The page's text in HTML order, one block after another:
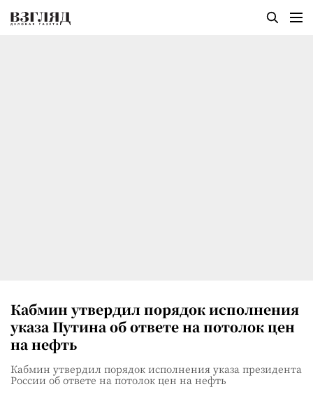
Кабмин утвердил порядок исполнения
указа Путина об ответе на потолок цен
на нефть
Кабмин утвердил порядок исполнения указа президента
России об ответе на потолок цен на нефть